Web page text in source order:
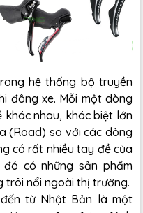
hệ thống bộ truyền
đông xe. Mỗi một dòng
khác nhau, khác biệt lớn
(Road) so với các dòng
có rất nhiều tay đề của
có những sản phẩm
trôi nổi ngoài thị trường.
từ Nhật Bản là một